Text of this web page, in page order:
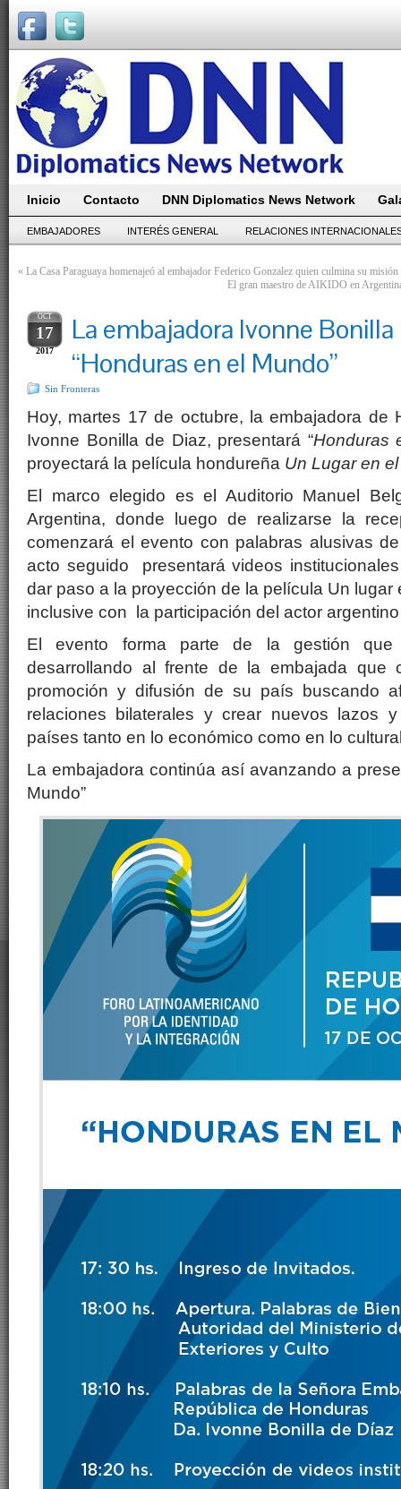
Inicio Contacto DNN Diplomatics News Network
EMBAJADORES INTERÉS GENERAL RELACIONES
« La Casa Paraguaya homenajeó al embajador Federico Gonzalez quien culmina su
El gran maestro de AIKIDO en
OCT
17
2017
La embajadora Ivonne
“Honduras en el Mundo”
Sin Fronteras
Hoy, martes 17 de octubre, la embajadora de
Ivonne Bonilla de Diaz, presentará “Honduras
proyectará la película hondureña Un Lugar en
El marco elegido es el Auditorio Manuel
Argentina, donde luego de realizarse la
comenzará el evento con palabras alusivas
acto seguido presentará videos
dar paso a la proyección de la película Un lugar
inclusive con la participación del actor
El evento forma parte de la gestión que
desarrollando al frente de la embajada que
promoción y difusión de su país buscando
relaciones bilaterales y crear nuevos lazos
países tanto en lo económico como en lo
La embajadora continúa así avanzando a
Mundo”